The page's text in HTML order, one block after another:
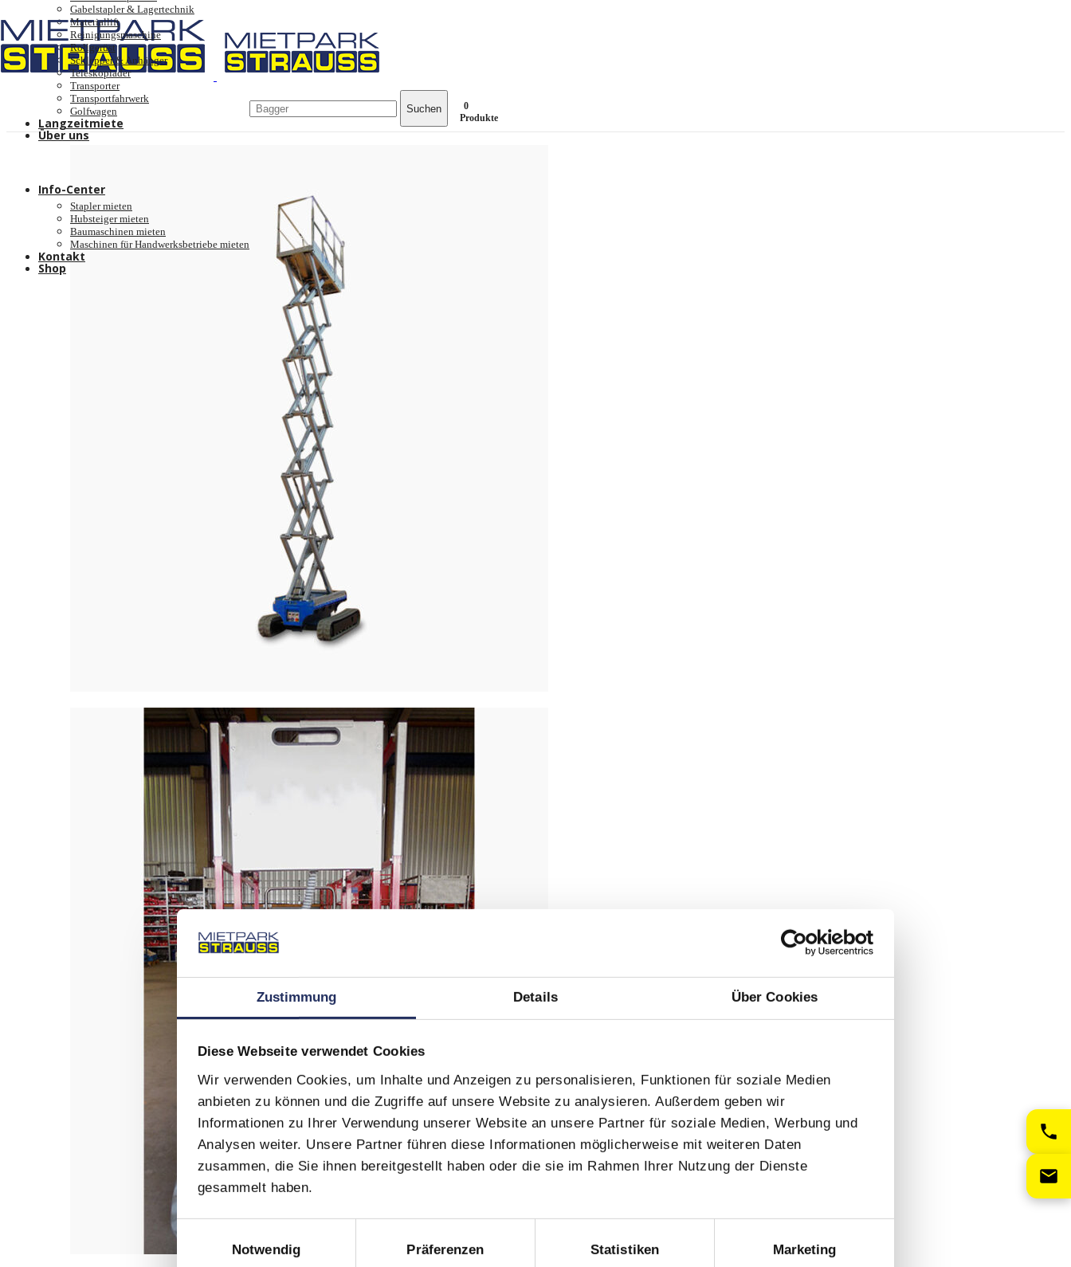
Zustimmung Details Über Cookies
Diese Webseite verwendet Cookies
Wir verwenden Cookies, um Inhalte und Anzeigen zu personalisieren, Funktionen für soziale Medien
anbieten zu können und die Zugriffe auf unsere Website zu analysieren. Außerdem geben wir
Informationen zu Ihrer Verwendung unserer Website an unsere Partner für soziale Medien, Werbung und
Analysen weiter. Unsere Partner führen diese Informationen möglicherweise mit weiteren Daten
zusammen, die Sie ihnen bereitgestellt haben oder die sie im Rahmen Ihrer Nutzung der Dienste
gesammelt haben.
Einwilligungsauswahl
Notwendig
Präferenzen Statistiken Marketing
Gabelstapler & Lagertechnik
Materiallift
Reinigungsmaschine
Rollgerüst
Schlepper & Anhänger
Teleskoplader
Transporter
Transportfahrwerk
Golfwagen
Langzeitmiete
Über uns
Info-Center
Stapler mieten
Hubsteiger mieten
Baumaschinen mieten
Maschinen für Handwerksbetriebe mieten
Kontakt
Shop
Suchen
0
Produkte